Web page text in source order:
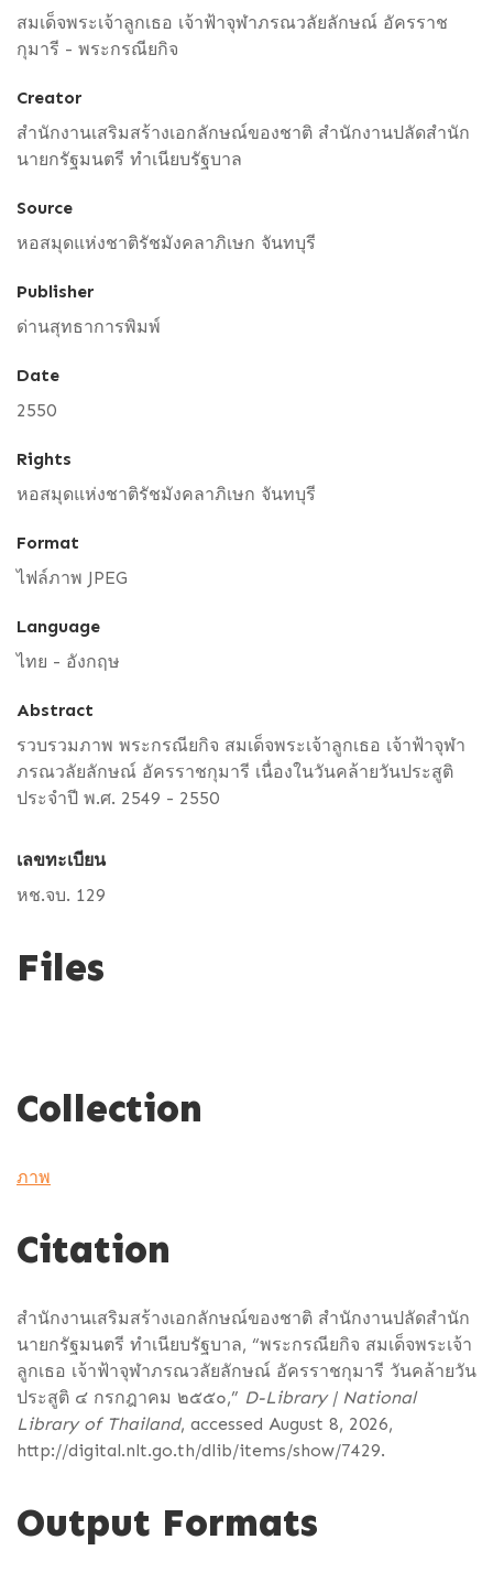
สมเด็จพระเจ้าลูกเธอ เจ้าฟ้าจุฬาภรณวลัยลักษณ์ อัครราช
กุมารี - พระกรณียกิจ
Creator
สำนักงานเสริมสร้างเอกลักษณ์ของชาติ สำนักงานปลัดสำนัก
นายกรัฐมนตรี ทำเนียบรัฐบาล
Source
หอสมุดแห่งชาติรัชมังคลาภิเษก จันทบุรี
Publisher
ด่านสุทธาการพิมพ์
Date
2550
Rights
หอสมุดแห่งชาติรัชมังคลาภิเษก จันทบุรี
Format
ไฟล์ภาพ JPEG
Language
ไทย - อังกฤษ
Abstract
รวบรวมภาพ พระกรณียกิจ สมเด็จพระเจ้าลูกเธอ เจ้าฟ้าจุฬา
ภรณวลัยลักษณ์ อัครราชกุมารี เนื่องในวันคล้ายวันประสูติ
ประจำปี พ.ศ. 2549 - 2550
เลขทะเบียน
หช.จบ. 129
Files
Collection
ภาพ
Citation
สำนักงานเสริมสร้างเอกลักษณ์ของชาติ สำนักงานปลัดสำนัก
นายกรัฐมนตรี ทำเนียบรัฐบาล, “พระกรณียกิจ สมเด็จพระเจ้า
ลูกเธอ เจ้าฟ้าจุฬาภรณวลัยลักษณ์ อัครราชกุมารี วันคล้ายวัน
ประสูติ ๔ กรกฎาคม ๒๕๕๐,” D-Library | National
Library of Thailand, accessed August 8, 2026,
http://digital.nlt.go.th/dlib/items/show/7429.
Output Formats